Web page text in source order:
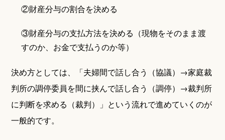
②財産分与の割合を決める
③財産分与の支払方法を決める（現物をそのまま渡
すのか、お金で支払うのか等）
決め方としては、「夫婦間で話し合う（協議）→家庭裁
判所の調停委員を間に挟んで話し合う（調停）→裁判所
に判断を求める（裁判）」という流れで進めていくのが
一般的です。